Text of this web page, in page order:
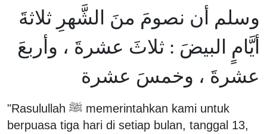
وسلم أن نصومَ منَ الشَّهرِ ثلاثةَ
أيَّامٍ البيضَ : ثلاثَ عشرةَ ، وأربعَ
عشرةَ ، وخمسَ عشرة
"Rasulullah ﷺ memerintahkan kami untuk
berpuasa tiga hari di setiap bulan, tanggal 13,